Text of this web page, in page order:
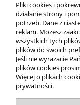
Pliki cookies i
działanie strony i
potrzeb. Dane z
reklam. Możesz
wszystkich tych
plików do swoich
Jeśli nie wyrażacie
plików cookies
Więcej o plikach
prywatności.